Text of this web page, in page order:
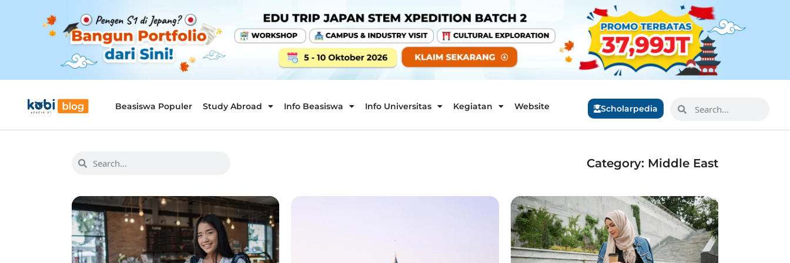
Beasiswa Populer Study Abroad Info Beasiswa Info Universitas Kegiatan Website Scholarpedia
Category: Middle East